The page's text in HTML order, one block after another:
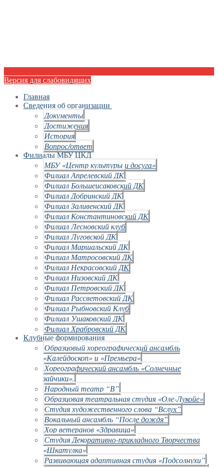
Версия для слабовидящих
Главная
Сведения об организации
Документы
Достижения
История
Вопрос/ответ
Филиалы МБУ ЦКД
МБУ «Центр культуры и досуга»
Филиал Апрелевский ДК
Филиал Большеисаковский ДК
Филиал Добринский ДК
Филиал Заливенский ДК
Филиал Константиновский ДК
Филиал Лесновский клуб
Филиал Луговской ДК
Филиал Маршальский ДК
Филиал Матросовский ДК
Филиал Некрасовский ДК
Филиал Низовский ДК
Филиал Петровский ДК
Филиал Рассветовский ДК
Филиал Рыбновский Клуб
Филиал Ушаковский ДК
Филиал Храбровский ДК
Клубные формирования
Образцовый хореографический ансамбль
«Калейдоскоп» и «Премьера»
Хореографический ансамбль «Солнечные
зайчики».
Народный театр “В”
Образцовая театральная студия «Оле-Лукойе»
Студия художественного слова “Вслух”
Вокальный ансамбль “После дождя”
Хор ветеранов «Здравица»
Студия Декоративно-прикладного Творчества
«Шкатулка»
Развивающая адаптивная студия «Подсолнухи”